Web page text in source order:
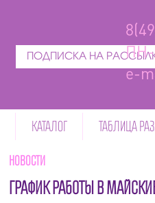
ПОДПИСКА НА
ПН-
e-
КАТАЛОГ ТАБЛИЦА
Новости
ГРАФИК РАБОТЫ В